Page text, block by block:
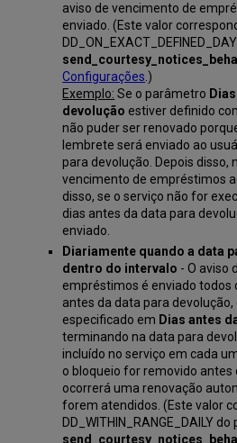
aviso de vencimento de
enviado. (Este valor
Configurações .)
Exemplo: Se o parâmetro
devolução estiver definido
não puder ser renovado
lembrete será enviado ao
para devolução. Depois disso,
vencimento de empréstimos
disso, se o serviço não for
dias antes da data para
enviado.
Diariamente quando a data
dentro do intervalo - O aviso
empréstimos é enviado todos
antes da data para
especificado em Dias antes
terminando na data para
incluído no serviço em cada
o bloqueio for removido antes
ocorrerá uma renovação
forem atendidos. (Este valor
DD_WITHIN_RANGE_DAILY